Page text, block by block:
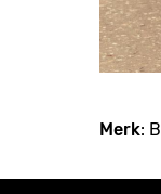
Merk: